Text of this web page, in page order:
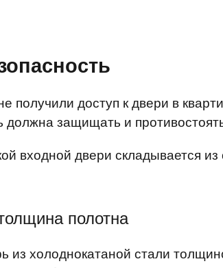
получили доступ к двери в
должна защищать и
входной двери складывается
полотна
из холоднокатаной стали